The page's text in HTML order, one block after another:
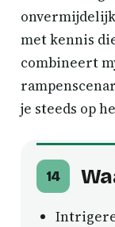
met kennis
combineert
je steeds op
14